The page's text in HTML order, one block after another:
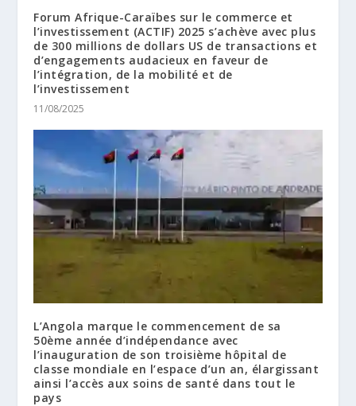
Forum Afrique-Caraïbes sur le commerce et
l’investissement (ACTIF) 2025 s’achève avec plus
de 300 millions de dollars US de transactions et
d’engagements audacieux en faveur de
l’intégration, de la mobilité et de
l’investissement
11/08/2025
L’Angola marque le commencement de sa
50ème année d’indépendance avec
l’inauguration de son troisième hôpital de
classe mondiale en l’espace d’un an, élargissant
ainsi l’accès aux soins de santé dans tout le
pays